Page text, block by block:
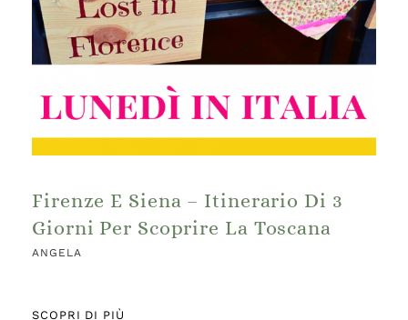
Firenze E Siena – Itinerario Di 3
Giorni Per Scoprire La Toscana
ANGELA
SCOPRI DI PIÙ